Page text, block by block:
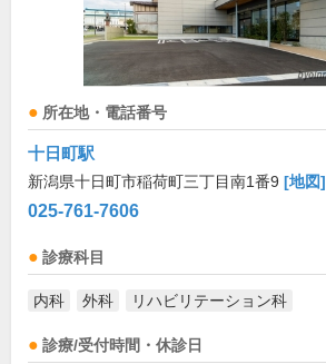
所在地・電話番号
十日町駅
新潟県十日町市稲荷町三丁目南1番9 [地図]
025-761-7606
診療科目
内科 外科 リハビリテーション科
診療/受付時間・休診日